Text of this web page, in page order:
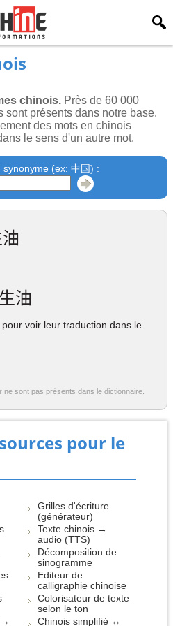
chinois. Près de 60 000
sont présents dans notre base.
des mots en chinois
le sens d'un autre mot.
synonyme (ex: 中国) :
生油
voir leur traduction dans le
sont pas présents dans le dictionnaire.
pour le
→
Grilles d'écriture
(générateur)
Texte chinois →
audio (TTS)
Décomposition de
sinogramme
Editeur de
calligraphie chinoise
Colorisateur de texte
selon le ton
Chinois simplifié ↔